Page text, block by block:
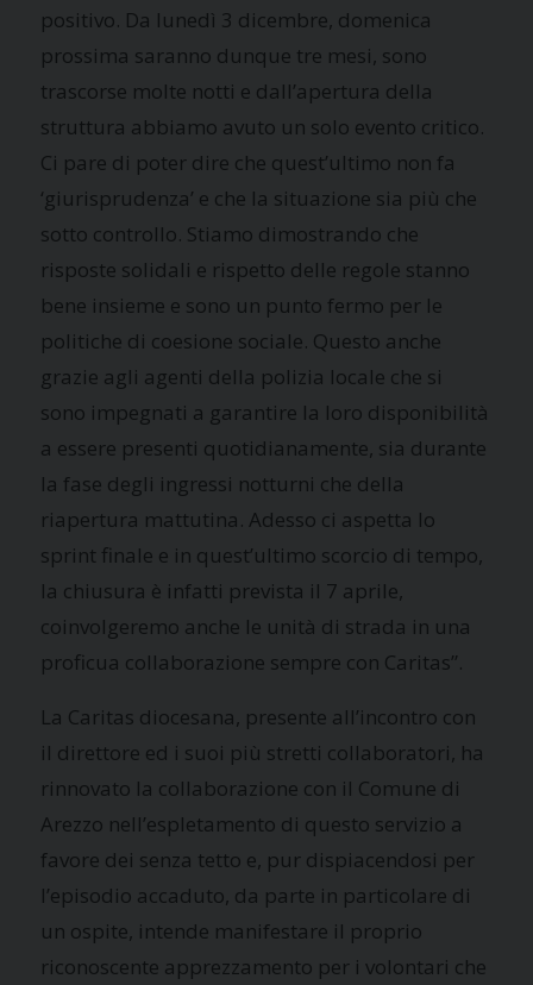
positivo. Da lunedì 3 dicembre, domenica
prossima saranno dunque tre mesi, sono
trascorse molte notti e dall’apertura della
struttura abbiamo avuto un solo evento critico.
Ci pare di poter dire che quest’ultimo non fa
‘giurisprudenza’ e che la situazione sia più che
sotto controllo. Stiamo dimostrando che
risposte solidali e rispetto delle regole stanno
bene insieme e sono un punto fermo per le
politiche di coesione sociale. Questo anche
grazie agli agenti della polizia locale che si
sono impegnati a garantire la loro disponibilità
a essere presenti quotidianamente, sia durante
la fase degli ingressi notturni che della
riapertura mattutina. Adesso ci aspetta lo
sprint finale e in quest’ultimo scorcio di tempo,
la chiusura è infatti prevista il 7 aprile,
coinvolgeremo anche le unità di strada in una
proficua collaborazione sempre con Caritas”.
La Caritas diocesana, presente all’incontro con
il direttore ed i suoi più stretti collaboratori, ha
rinnovato la collaborazione con il Comune di
Arezzo nell’espletamento di questo servizio a
favore dei senza tetto e, pur dispiacendosi per
l’episodio accaduto, da parte in particolare di
un ospite, intende manifestare il proprio
riconoscente apprezzamento per i volontari che